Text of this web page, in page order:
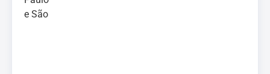
e São